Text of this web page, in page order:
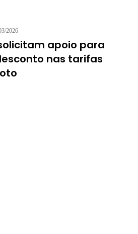
2026
apoio para
nas tarifas